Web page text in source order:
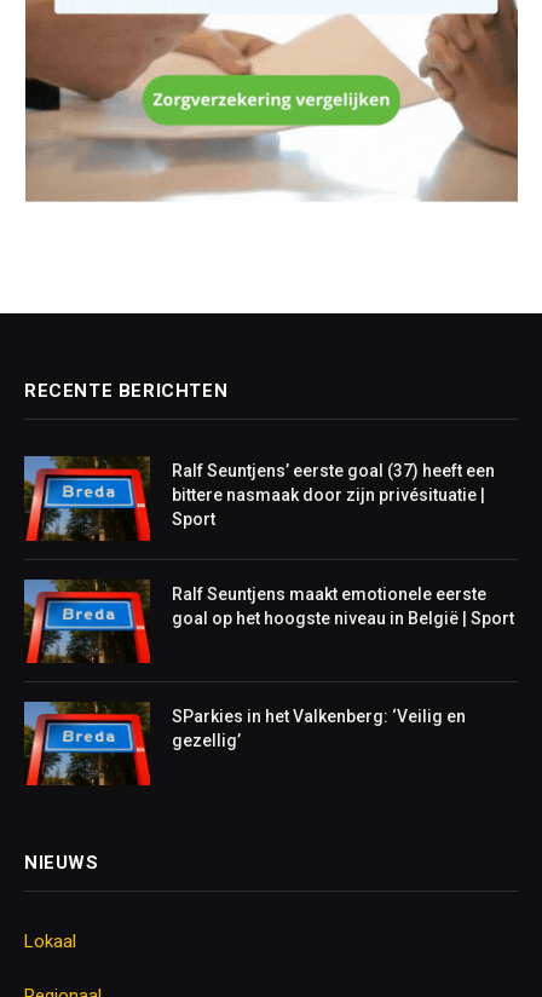
RECENTE BERICHTEN
Ralf Seuntjens’ eerste goal (37) heeft een
bittere nasmaak door zijn privésituatie |
Sport
Ralf Seuntjens maakt emotionele eerste
goal op het hoogste niveau in België | Sport
SParkies in het Valkenberg: ‘Veilig en
gezellig’
NIEUWS
Lokaal